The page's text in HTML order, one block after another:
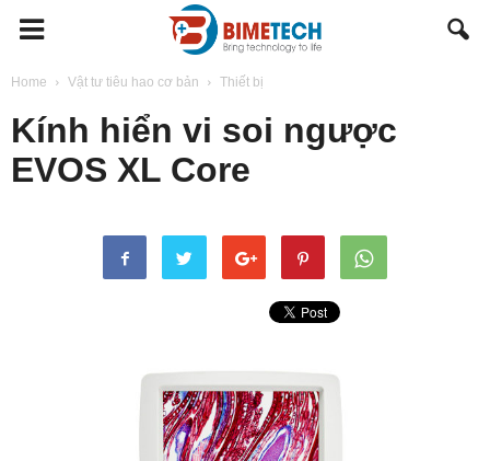
BIMETECH
Home Vật tư tiêu hao cơ bản Thiết bị
Kính hiển vi soi ngược
EVOS XL Core